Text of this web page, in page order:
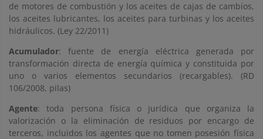
de motores de combustión y los aceites de cajas de cambios,
los aceites lubricantes, los aceites para turbinas y los aceites
hidráulicos. (Ley 22/2011)
Acumulador: fuente de energía eléctrica generada por
transformación directa de energía química y constituida por
uno o varios elementos secundarios (recargables). (RD
106/2008, pilas)
Agente: toda persona física o jurídica que organiza la
valorización o la eliminación de residuos por encargo de
terceros, incluidos los agentes que no tomen posesión física